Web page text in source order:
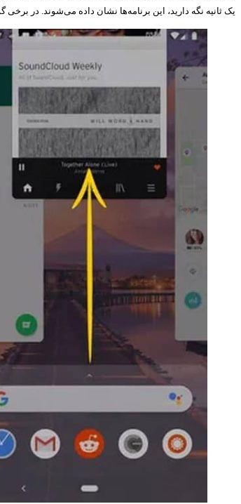
یک ثانیه نگه دارید، این برنامه‌ها نشان داده می‌شوند. در